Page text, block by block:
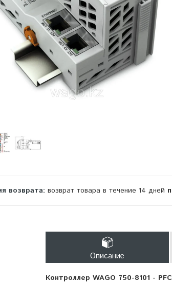
возврат товара в течение 14 дней
Описание
Контроллер WAGO 750-8101 -